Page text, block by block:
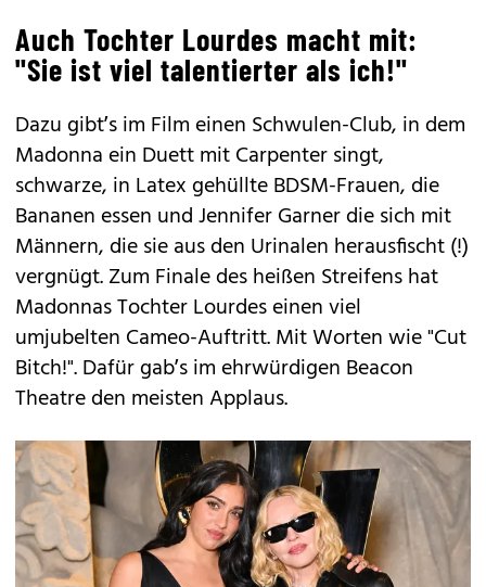
Auch Tochter Lourdes macht mit:
"Sie ist viel talentierter als ich!"
Dazu gibt’s im Film einen Schwulen-Club, in dem
Madonna ein Duett mit Carpenter singt,
schwarze, in Latex gehüllte BDSM-Frauen, die
Bananen essen und Jennifer Garner die sich mit
Männern, die sie aus den Urinalen herausfischt (!)
vergnügt. Zum Finale des heißen Streifens hat
Madonnas Tochter Lourdes einen viel
umjubelten Cameo-Auftritt. Mit Worten wie "Cut
Bitch!". Dafür gab’s im ehrwürdigen Beacon
Theatre den meisten Applaus.